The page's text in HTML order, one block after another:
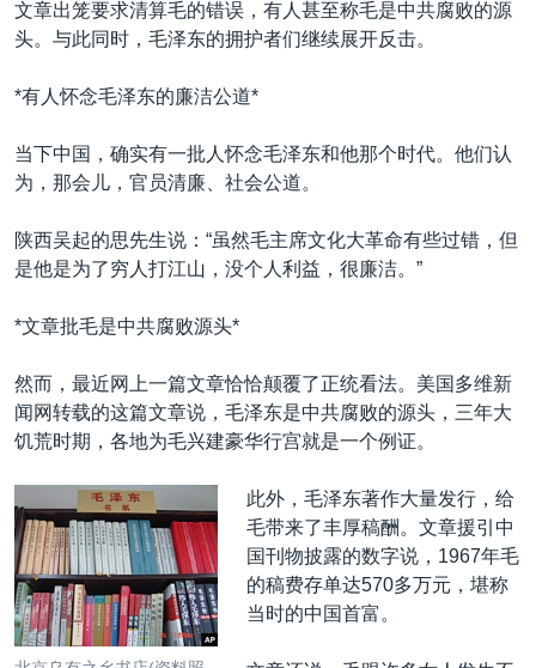
台海两岸关系
关注新疆
其他语言网站
文章出笼要求清算毛的错误，有人甚至称毛是中共腐败的源
头。与此同时，毛泽东的拥护者们继续展开反击。
*有人怀念毛泽东的廉洁公道*
当下中国，确实有一批人怀念毛泽东和他那个时代。他们认
为，那会儿，官员清廉、社会公道。
陕西吴起的思先生说：“虽然毛主席文化大革命有些过错，但
是他是为了穷人打江山，没个人利益，很廉洁。”
*文章批毛是中共腐败源头*
然而，最近网上一篇文章恰恰颠覆了正统看法。美国多维新
闻网转载的这篇文章说，毛泽东是中共腐败的源头，三年大
饥荒时期，各地为毛兴建豪华行宫就是一个例证。
此外，毛泽东著作大量发行，给
毛带来了丰厚稿酬。文章援引中
国刊物披露的数字说，1967年毛
的稿费存单达570多万元，堪称
当时的中国首富。